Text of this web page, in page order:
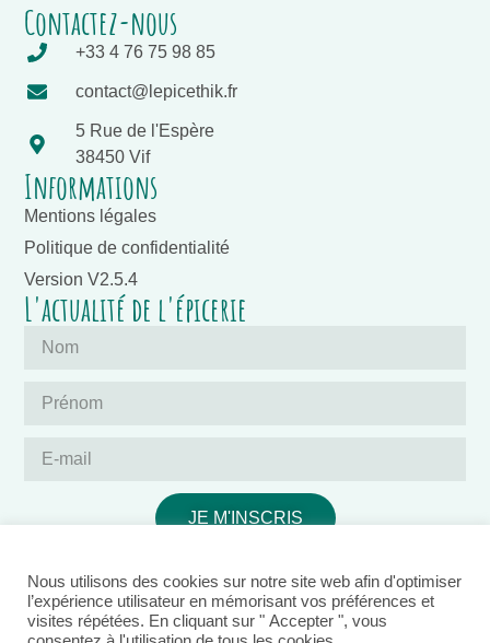
Contactez-nous
+33 4 76 75 98 85
contact@lepicethik.fr
5 Rue de l'Espère
38450 Vif
Informations
Mentions légales
Politique de confidentialité
Version V2.5.4
L'actualité de l'épicerie
JE M'INSCRIS
Nous utilisons des cookies sur notre site web afin d'optimiser
l’expérience utilisateur en mémorisant vos préférences et
visites répétées. En cliquant sur " Accepter ", vous